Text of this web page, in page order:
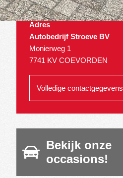
Adres
Autobedrijf Stroeve BV
Monierweg 1
7741 KV COEVORDEN
Volledige contactgegevens
Bekijk onze
occasions!